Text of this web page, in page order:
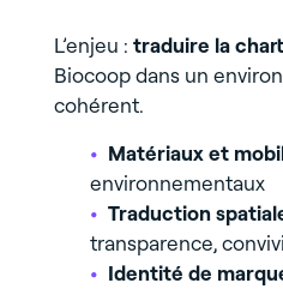
L’enjeu : traduire la
Biocoop dans un
cohérent.
Matériaux et
environnementaux
Traduction
transparence,
Identité de